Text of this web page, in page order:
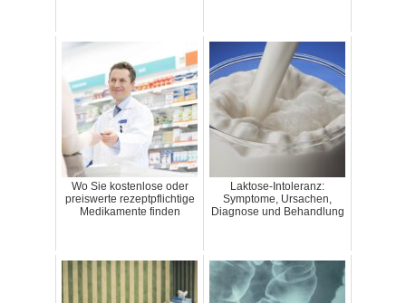
Wo Sie kostenlose oder
preiswerte rezeptpflichtige
Medikamente finden
Laktose-Intoleranz:
Symptome, Ursachen,
Diagnose und Behandlung